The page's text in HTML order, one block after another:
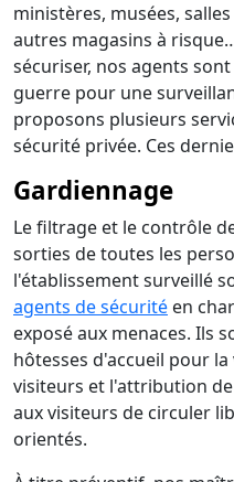
ministères, musées,
autres magasins à
sécuriser, nos agents
guerre pour une
proposons plusieurs
sécurité privée. Ces
Gardiennage
Le filtrage et le contrôle
sorties de toutes les
l'établissement surveillé
agents de sécurité en
exposé aux menaces. Ils
hôtesses d'accueil pour
visiteurs et l'attribution
aux visiteurs de circuler
orientés.